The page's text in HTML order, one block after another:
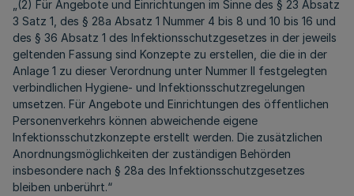
„(2) Für Angebote und Einrichtungen im Sinne des § 23 Absatz
3 Satz 1, des § 28a Absatz 1 Nummer 4 bis 8 und 10 bis 16 und
des § 36 Absatz 1 des Infektionsschutzgesetzes in der jeweils
geltenden Fassung sind Konzepte zu erstellen, die die in der
Anlage 1 zu dieser Verordnung unter Nummer II festgelegten
verbindlichen Hygiene- und Infektionsschutzregelungen
umsetzen. Für Angebote und Einrichtungen des öffentlichen
Personenverkehrs können abweichende eigene
Infektionsschutzkonzepte erstellt werden. Die zusätzlichen
Anordnungsmöglichkeiten der zuständigen Behörden
insbesondere nach § 28a des Infektionsschutzgesetzes
bleiben unberührt.“